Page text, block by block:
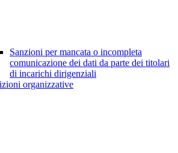
Sanzioni per mancata o incompleta
comunicazione dei dati da parte dei titolari
di incarichi dirigenziali
organizzative